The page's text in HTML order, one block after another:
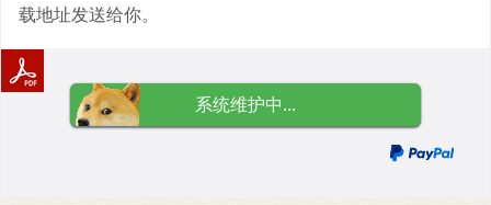
载地址发送给你。
系统维护中...